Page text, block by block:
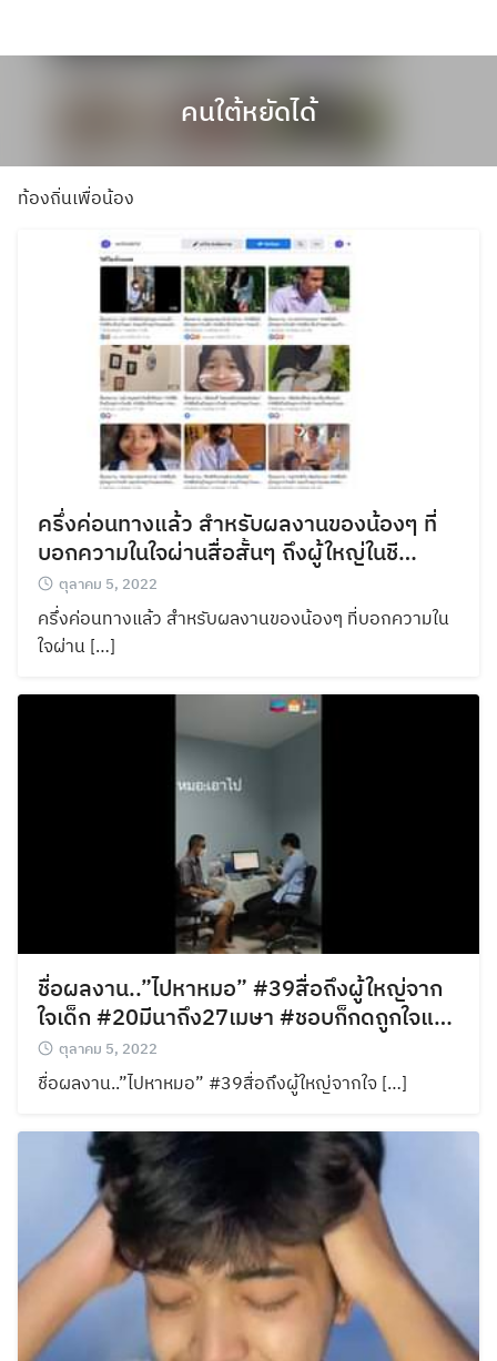
คนใต้หยัดได้
ท้องถิ่นเพื่อน้อง
ครึ่งค่อนทางแล้ว สำหรับผลงานของน้องๆ ที่
บอกความในใจผ่านสื่อสั้นๆ ถึงผู้ใหญ่ในชี…
ตุลาคม 5, 2022
ครึ่งค่อนทางแล้ว สำหรับผลงานของน้องๆ ที่บอกความใน
ใจผ่าน […]
ชื่อผลงาน..”ไปหาหมอ” #39สื่อถึงผู้ใหญ่จาก
ใจเด็ก #20มีนาถึง27เมษา #ชอบก็กดถูกใจแ…
ตุลาคม 5, 2022
ชื่อผลงาน..”ไปหาหมอ” #39สื่อถึงผู้ใหญ่จากใจ […]